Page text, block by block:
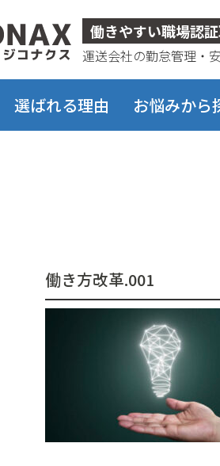
ジコナクス
働きやすい職場認
運送会社の勤怠管理・
選ばれる理由 お悩みから
働き方改革.001